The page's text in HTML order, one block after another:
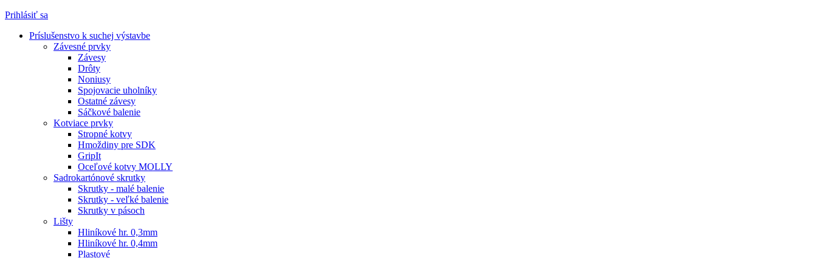
Prihlásiť sa
Príslušenstvo k suchej výstavbe
Závesné prvky
Závesy
Drôty
Noniusy
Spojovacie uholníky
Ostatné závesy
Sáčkové balenie
Kotviace prvky
Stropné kotvy
Hmoždiny pre SDK
GripIt
Oceľové kotvy MOLLY
Sadrokartónové skrutky
Skrutky - malé balenie
Skrutky - veľké balenie
Skrutky v pásoch
Lišty
Hliníkové hr. 0,3mm
Hliníkové hr. 0,4mm
Plastové